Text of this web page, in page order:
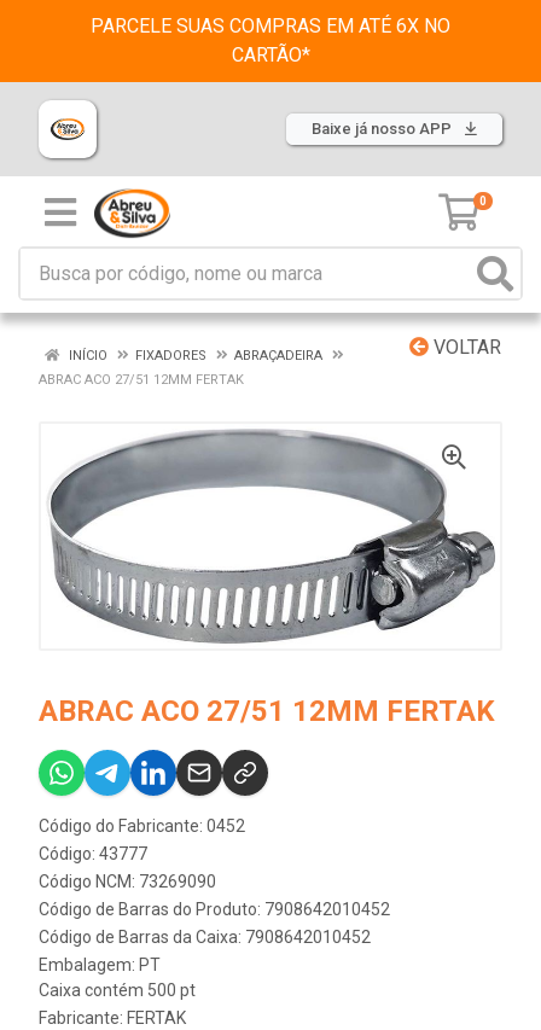
PARCELE SUAS COMPRAS EM ATÉ 6X NO
CARTÃO*
Baixe já nosso APP
0
VOLTAR
INÍCIO FIXADORES
ABRAÇADEIRA
ABRAC ACO 27/51 12MM FERTAK
ABRAC ACO 27/51 12MM FERTAK
Código do Fabricante: 0452
Código: 43777
Código NCM: 73269090
Código de Barras do Produto: 7908642010452
Código de Barras da Caixa: 7908642010452
Embalagem: PT
Caixa contém 500 pt
Fabricante: FERTAK